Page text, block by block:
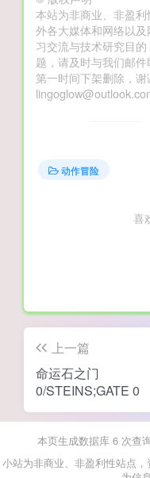
本站为非商业、非盈
外各大媒体和网络以
习交流与技术研究目
题，请及时与我们邮
第一时间下架删除，谢
动作冒险
喜
上一篇
命运石之门
0/STEINS;GATE 0
本页生成数据库 6 次查
小站为非商业、非盈利性站点